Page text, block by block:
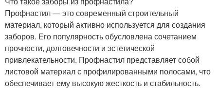
Профнастил — это современный строительный
материал, который активно используется для создания
заборов. Его популярность обусловлена сочетанием
прочности, долговечности и эстетической
привлекательности. Профнастил представляет собой
листовой материал с профилированными полосами, что
обеспечивает ему высокую жесткость и стабильность.